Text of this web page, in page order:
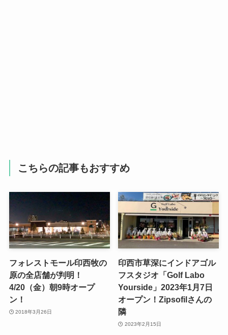
こちらの記事もおすすめ
フォレストモール印西牧の
原の全店舗が判明！
4/20（金）朝9時オープ
ン！
2018年3月26日
印西市草深にインドアゴル
フスタジオ「Golf Labo
Yourside」2023年1月7日
オープン！Zipsofilさんの
隣
2023年2月15日